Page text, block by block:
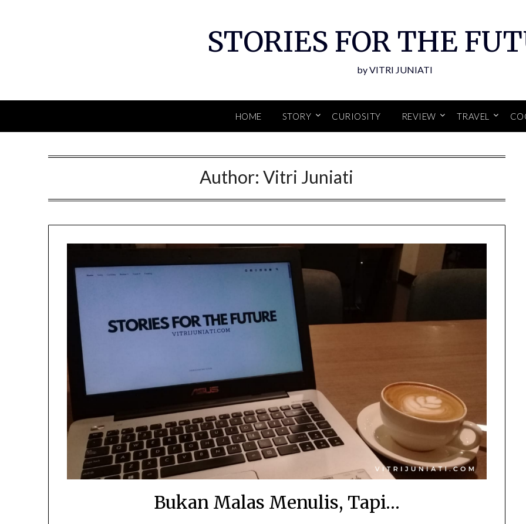
STORIES FOR THE
by VITRI JUNIATI
HOME STORY CURIOSITY REVIEW TRAVEL
Author:Vitri Juniati
Bukan Malas Menulis, Tapi…